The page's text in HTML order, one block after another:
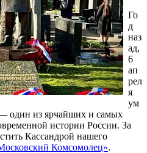
Го
д
наз
ад,
6
ап
рел
я
ум
один из ярчайших и самых
истории России. За
Кассандрой нашего
Комсомолец».